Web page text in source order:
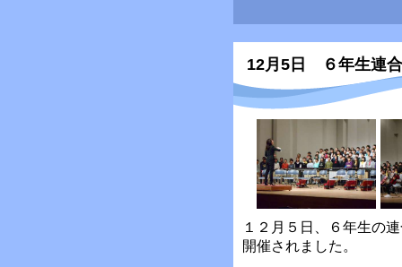
12月5日 ６年生連
１２月５日、６年生の
開催されました。